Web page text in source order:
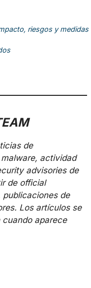
riesgos y medidas
de
actividad
advisories de
de official
publicaciones de
Los artículos se
aparece